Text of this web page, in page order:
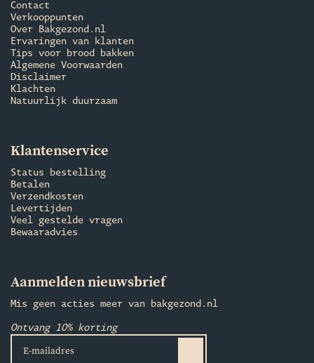
Contact
Verkooppunten
Over Bakgezond.nl
Ervaringen van klanten
Tips voor brood bakken
Algemene Voorwaarden
Disclaimer
Klachten
Natuurlijk duurzaam
Klantenservice
Status bestelling
Betalen
Verzendkosten
Levertijden
Veel gestelde vragen
Bewaaradvies
Aanmelden nieuwsbrief
Mis geen acties meer van bakgezond.nl
Ontvang 10% korting